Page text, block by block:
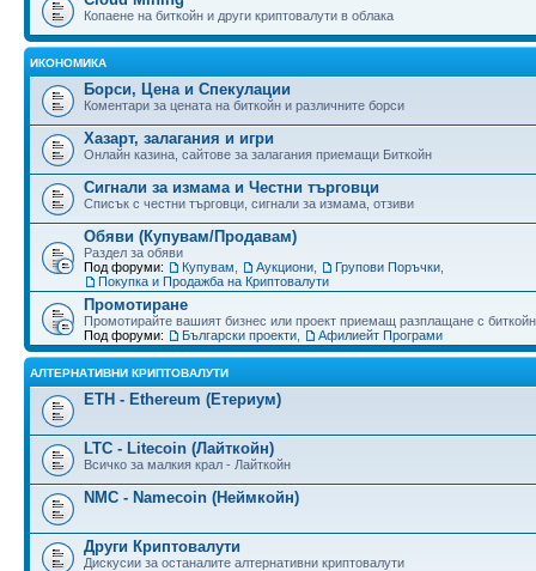
Копаене на биткойн и други криптовалути в облака
ИКОНОМИКА
Борси, Цена и Спекулации
Коментари за цената на биткойн и различните борси
Хазарт, залагания и игри
Онлайн казина, сайтове за залагания приемащи Биткойн
Сигнали за измама и Честни търговци
Списък с честни търговци, сигнали за измама, отзиви
Обяви (Купувам/Продавам)
Раздел за обяви
Под форуми:
Купувам Аукциони Групови Поръчки
Покупка и Продажба на Криптовалути
Промотиране
Промотирайте вашият бизнес или проект приемащ разплащане с биткойн
Под форуми:
Български проекти Афилиейт Програми
АЛТЕРНАТИВНИ КРИПТОВАЛУТИ
ETH - Ethereum (Етериум)
LTC - Litecoin (Лайткойн)
Всичко за малкия крал - Лайткойн
NMC - Namecoin (Неймкойн)
Други Криптовалути
Дискусии за останалите алтернативни криптовалути